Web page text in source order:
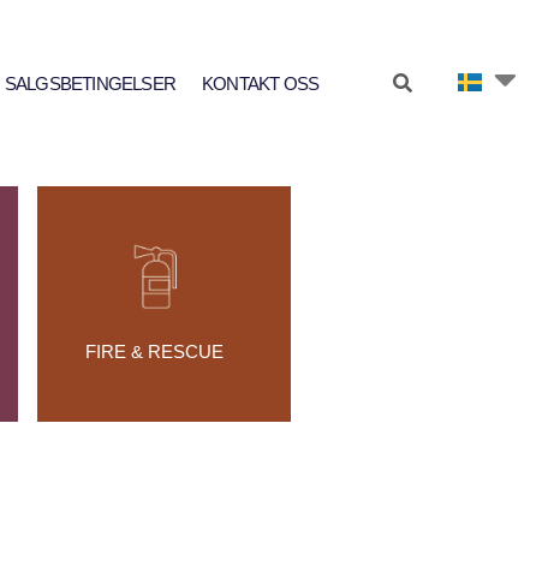
SALGSBETINGELSER KONTAKT OSS
FIRE & RESCUE